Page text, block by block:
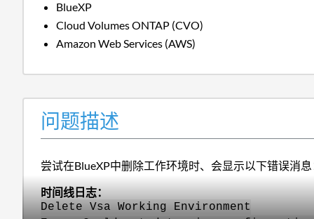
BlueXP
Cloud Volumes ONTAP (CVO)
Amazon Web Services (AWS)
问题描述
尝试在BlueXP中删除工作环境时、会显示以下错误消
时间线日志：
Delete Vsa Working Environment